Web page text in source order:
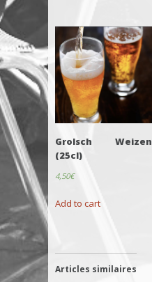
Grolsch Weizen
(25cl)
4,50€
Add to cart
Articles similaires